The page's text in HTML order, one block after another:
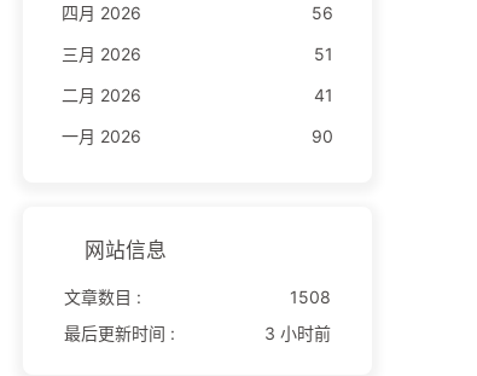
四月 2026
56
三月 2026
51
二月 2026
41
一月 2026
90
网站信息
文章数目 :
1508
最后更新时间 :
3 小时前